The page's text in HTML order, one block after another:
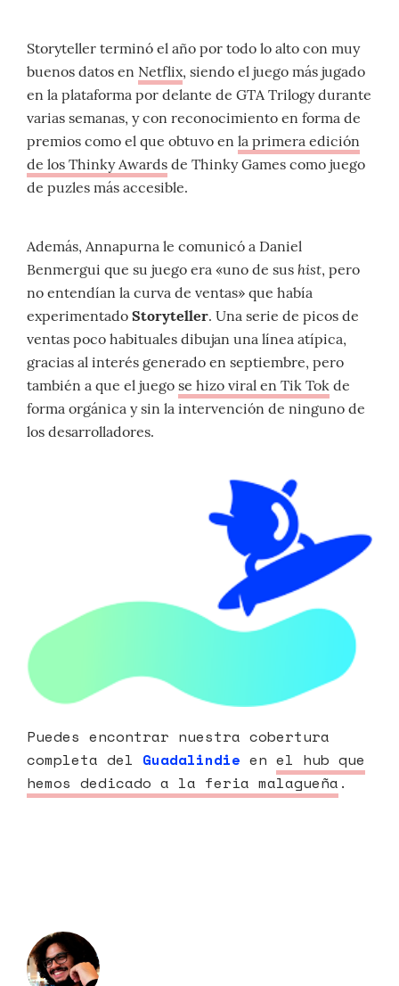
Storyteller terminó el año por todo lo alto con muy
buenos datos en Netflix, siendo el juego más jugado
en la plataforma por delante de GTA Trilogy durante
varias semanas, y con reconocimiento en forma de
premios como el que obtuvo en la primera edición
de los Thinky Awards de Thinky Games como juego
de puzles más accesible.
Además, Annapurna le comunicó a Daniel
Benmergui que su juego era «uno de sus hist, pero
no entendían la curva de ventas» que había
experimentado Storyteller. Una serie de picos de
ventas poco habituales dibujan una línea atípica,
gracias al interés generado en septiembre, pero
también a que el juego se hizo viral en Tik Tok de
forma orgánica y sin la intervención de ninguno de
los desarrolladores.
Puedes encontrar nuestra cobertura
completa del Guadalindie en el hub que
hemos dedicado a la feria malagueña .